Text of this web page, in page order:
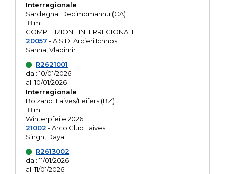
Interregionale
Sardegna: Decimomannu (CA)
18 m
COMPETIZIONE INTERREGIONALE
20057 - A.S.D. Arcieri Ichnos
Sanna, Vladimir
R2621001
dal: 10/01/2026
al: 10/01/2026
Interregionale
Bolzano: Laives/Leifers (BZ)
18 m
Winterpfeile 2026
21002 - Arco Club Laives
Singh, Daya
R2613002
dal: 11/01/2026
al: 11/01/2026